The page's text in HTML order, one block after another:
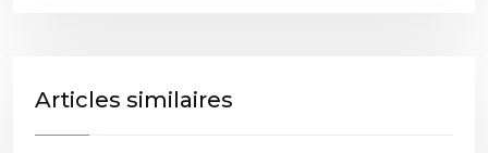
Articles similaires